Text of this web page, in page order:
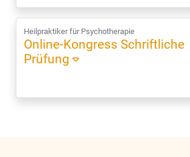
Heilpraktiker für Psychotherapie
Online-Kongress Schriftliche
Prüfung